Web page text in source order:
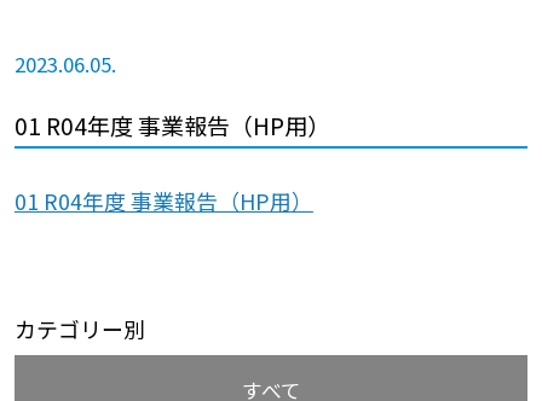
2023.06.05.
01 R04年度 事業報告（HP用）
01 R04年度 事業報告（HP用）
カテゴリー別
すべて